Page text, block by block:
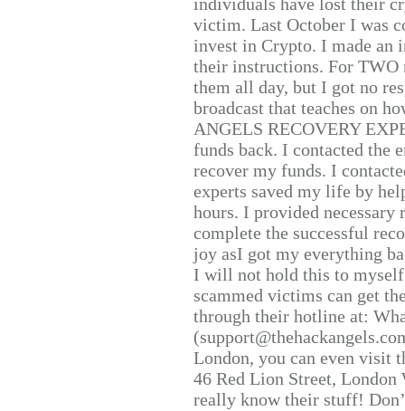
victim. Last October I was
invest in Crypto. I made
their instructions. For TWO
them all day, but I got no
broadcast that teaches on
ANGELS RECOVERY
funds back. I contacted the
recover my funds. I
experts saved my life by
hours. I provided
complete the successful
joy asI got my everything
I will not hold this to
scammed victims can get
through their hotline at:
London, you can even visit
46 Red Lion Street, London
really know their stuff!